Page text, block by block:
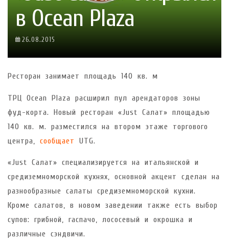
в Ocean Plaza
26.08.2015
Ресторан занимает площадь 140 кв. м
ТРЦ Ocean Plaza расширил пул арендаторов зоны
фуд-корта. Новый ресторан «Just Салат» площадью
140 кв. м. разместился на втором этаже торгового
центра, сообщает UTG.
«Just Салат» специализируется на итальянской и
средиземноморской кухнях, основной акцент сделан на
разнообразные салаты средиземноморской кухни.
Кроме салатов, в новом заведении также есть выбор
супов: грибной, гаспачо, лососевый и окрошка и
различные сэндвичи.